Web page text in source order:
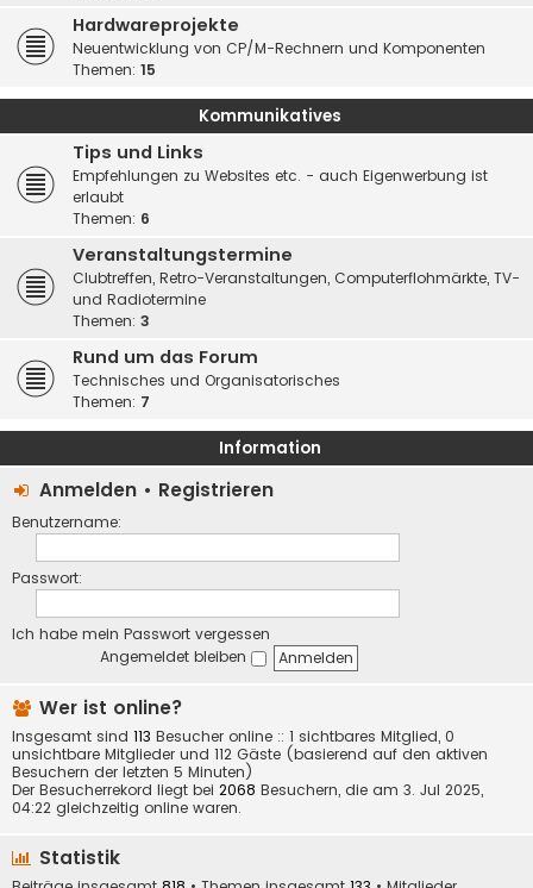
Hardwareprojekte
Neuentwicklung von CP/M-Rechnern und Komponenten
Themen: 15
Kommunikatives
Tips und Links
Empfehlungen zu Websites etc. - auch Eigenwerbung ist
erlaubt
Themen: 6
Veranstaltungstermine
Clubtreffen, Retro-Veranstaltungen, Computerflohmärkte, TV-
und Radiotermine
Themen: 3
Rund um das Forum
Technisches und Organisatorisches
Themen: 7
Information
Anmelden • Registrieren
Benutzername:
Passwort:
Ich habe mein Passwort vergessen
Angemeldet bleiben
Wer ist online?
Insgesamt sind 113 Besucher online :: 1 sichtbares Mitglied, 0
unsichtbare Mitglieder und 112 Gäste (basierend auf den aktiven
Besuchern der letzten 5 Minuten)
Der Besucherrekord liegt bei 2068 Besuchern, die am 3. Jul 2025,
04:22 gleichzeitig online waren.
Statistik